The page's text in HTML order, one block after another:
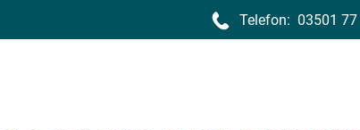
Telefon: 03501